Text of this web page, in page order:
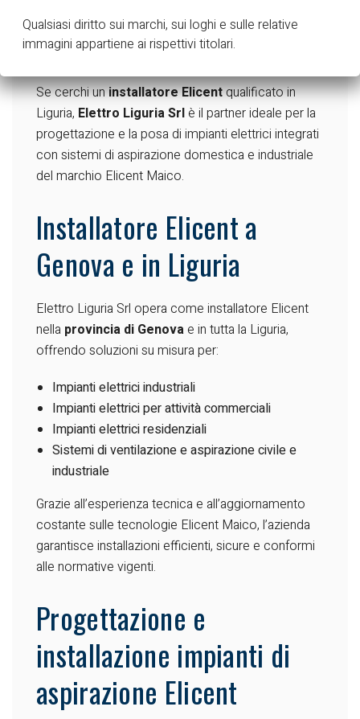
23 Febbraio 2026 MARCHI TRATTATI 0 comments
Elicent
Se cerchi uninstallatore Elicentqualificato in
Liguria, Elettro Liguria Srlè il partner ideale per la
progettazione e la posa di impianti elettrici integrati
con sistemi di aspirazione domestica e industriale
del marchio Elicent Maico.
Installatore Elicent a
Genova e in Liguria
Elettro Liguria Srl opera come installatore Elicent
nella provincia di Genovae in tutta la Liguria,
offrendo soluzioni su misura per:
Impianti elettrici industriali
Impianti elettrici per attività commerciali
Impianti elettrici residenziali
Sistemi di ventilazione e aspirazione civile e
industriale
Grazie all’esperienza tecnica e all’aggiornamento
costante sulle tecnologie Elicent Maico, l’azienda
garantisce installazioni efficienti, sicure e conformi
alle normative vigenti.
Progettazione e
installazione impianti di
aspirazione Elicent
Qualsiasi diritto sui marchi, sui loghi e sulle relative
immagini appartiene ai rispettivi titolari.